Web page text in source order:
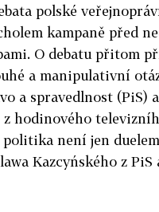
polské
kampaně před
O debatu přitom
a manipulativní
a spravedlnost (PiS)
z hodinového
politika není jen
Kazcyńského z PiS